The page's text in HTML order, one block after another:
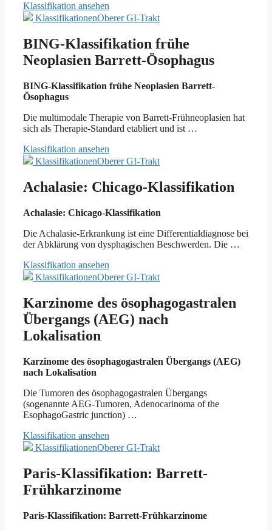
Klassifikation ansehen
KlassifikationenOberer GI-Trakt
BING-Klassifikation frühe
Neoplasien Barrett-Ösophagus
BING-Klassifikation frühe Neoplasien Barrett-
Ösophagus
Die multimodale Therapie von Barrett-Frühneoplasien hat
sich als Therapie-Standard etabliert und ist …
Klassifikation ansehen
KlassifikationenOberer GI-Trakt
Achalasie: Chicago-Klassifikation
Achalasie: Chicago-Klassifikation
Die Achalasie-Erkrankung ist eine Differentialdiagnose bei
der Abklärung von dysphagischen Beschwerden. Die …
Klassifikation ansehen
KlassifikationenOberer GI-Trakt
Karzinome des ösophagogastralen
Übergangs (AEG) nach
Lokalisation
Karzinome des ösophagogastralen Übergangs (AEG)
nach Lokalisation
Die Tumoren des ösophagogastralen Übergangs
(sogenannte AEG-Tumoren, Adenocarinoma of the
EsophagoGastric junction) …
Klassifikation ansehen
KlassifikationenOberer GI-Trakt
Paris-Klassifikation: Barrett-
Frühkarzinome
Paris-Klassifikation: Barrett-Frühkarzinome